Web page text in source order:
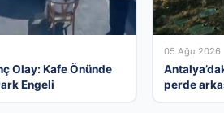
Olay: Kafe Önünde
Engeli
05 Ağu 2026
perde